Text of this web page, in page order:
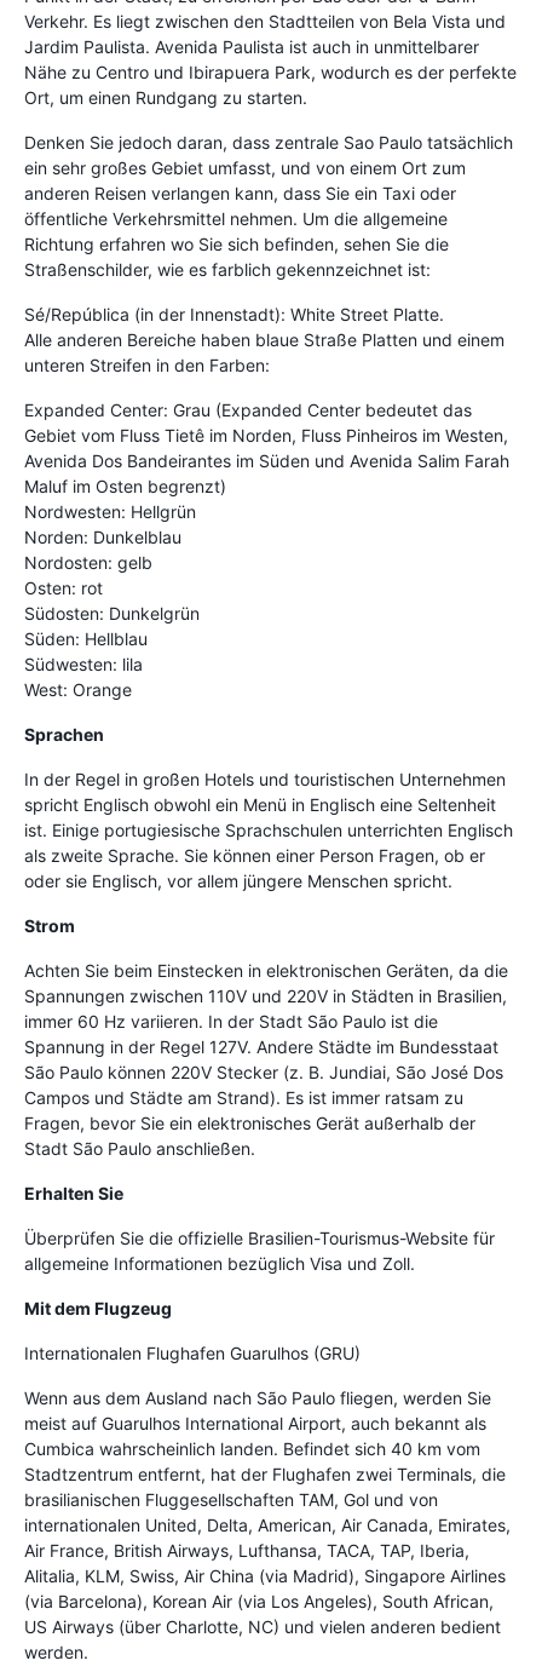
Verkehr. Es liegt zwischen den Stadtteilen von Bela Vista und
Jardim Paulista. Avenida Paulista ist auch in unmittelbarer
Nähe zu Centro und Ibirapuera Park, wodurch es der perfekte
Ort, um einen Rundgang zu starten.
Denken Sie jedoch daran, dass zentrale Sao Paulo tatsächlich
ein sehr großes Gebiet umfasst, und von einem Ort zum
anderen Reisen verlangen kann, dass Sie ein Taxi oder
öffentliche Verkehrsmittel nehmen. Um die allgemeine
Richtung erfahren wo Sie sich befinden, sehen Sie die
Straßenschilder, wie es farblich gekennzeichnet ist:
Sé/República (in der Innenstadt): White Street Platte.
Alle anderen Bereiche haben blaue Straße Platten und einem
unteren Streifen in den Farben:
Expanded Center: Grau (Expanded Center bedeutet das
Gebiet vom Fluss Tietê im Norden, Fluss Pinheiros im Westen,
Avenida Dos Bandeirantes im Süden und Avenida Salim Farah
Maluf im Osten begrenzt)
Nordwesten: Hellgrün
Norden: Dunkelblau
Nordosten: gelb
Osten: rot
Südosten: Dunkelgrün
Süden: Hellblau
Südwesten: lila
West: Orange
Sprachen
In der Regel in großen Hotels und touristischen Unternehmen
spricht Englisch obwohl ein Menü in Englisch eine Seltenheit
ist. Einige portugiesische Sprachschulen unterrichten Englisch
als zweite Sprache. Sie können einer Person Fragen, ob er
oder sie Englisch, vor allem jüngere Menschen spricht.
Strom
Achten Sie beim Einstecken in elektronischen Geräten, da die
Spannungen zwischen 110V und 220V in Städten in Brasilien,
immer 60 Hz variieren. In der Stadt São Paulo ist die
Spannung in der Regel 127V. Andere Städte im Bundesstaat
São Paulo können 220V Stecker (z. B. Jundiai, São José Dos
Campos und Städte am Strand). Es ist immer ratsam zu
Fragen, bevor Sie ein elektronisches Gerät außerhalb der
Stadt São Paulo anschließen.
Erhalten Sie
Überprüfen Sie die offizielle Brasilien-Tourismus-Website für
allgemeine Informationen bezüglich Visa und Zoll.
Mit dem Flugzeug
Internationalen Flughafen Guarulhos (GRU)
Wenn aus dem Ausland nach São Paulo fliegen, werden Sie
meist auf Guarulhos International Airport, auch bekannt als
Cumbica wahrscheinlich landen. Befindet sich 40 km vom
Stadtzentrum entfernt, hat der Flughafen zwei Terminals, die
brasilianischen Fluggesellschaften TAM, Gol und von
internationalen United, Delta, American, Air Canada, Emirates,
Air France, British Airways, Lufthansa, TACA, TAP, Iberia,
Alitalia, KLM, Swiss, Air China (via Madrid), Singapore Airlines
(via Barcelona), Korean Air (via Los Angeles), South African,
US Airways (über Charlotte, NC) und vielen anderen bedient
werden.